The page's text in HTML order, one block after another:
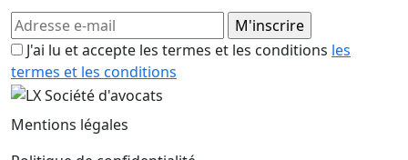
J'ai lu et accepte les termes et les conditions les
termes et les conditions
Mentions légales